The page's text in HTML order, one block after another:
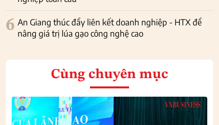
6 An Giang thúc đẩy liên kết doanh nghiệp - HTX để
nâng giá trị lúa gạo công nghệ cao
Cùng chuyên mục